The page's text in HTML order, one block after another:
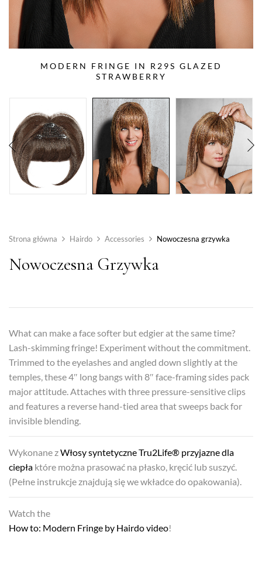
MODERN FRINGE IN R29S GLAZED
STRAWBERRY
Strona główna Hairdo Accessories Nowoczesna grzywka
Nowoczesna Grzywka
What can make a face softer but edgier at the same time?
Lash-skimming fringe! Experiment without the commitment.
Trimmed to the eyelashes and angled down slightly at the
temples, these 4″ long bangs with 8″ face-framing sides pack
major attitude. Attaches with three pressure-sensitive clips
and features a reverse hand-tied area that sweeps back for
invisible blending.
Wykonane zWłosy syntetyczne Tru2Life® przyjazne dla
ciepła które można prasować na płasko, kręcić lub suszyć.
(Pełne instrukcje znajdują się we wkładce do opakowania).
Watch the
How to: Modern Fringe by Hairdo video!